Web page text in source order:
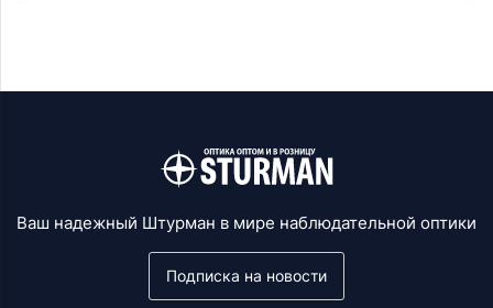
Ваш надежный Штурман в мире наблюдательной оптики
Подписка на новости